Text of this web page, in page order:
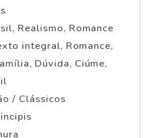
Realismo, Romance
integral, Romance,
Dúvida, Ciúme,
/ Clássicos